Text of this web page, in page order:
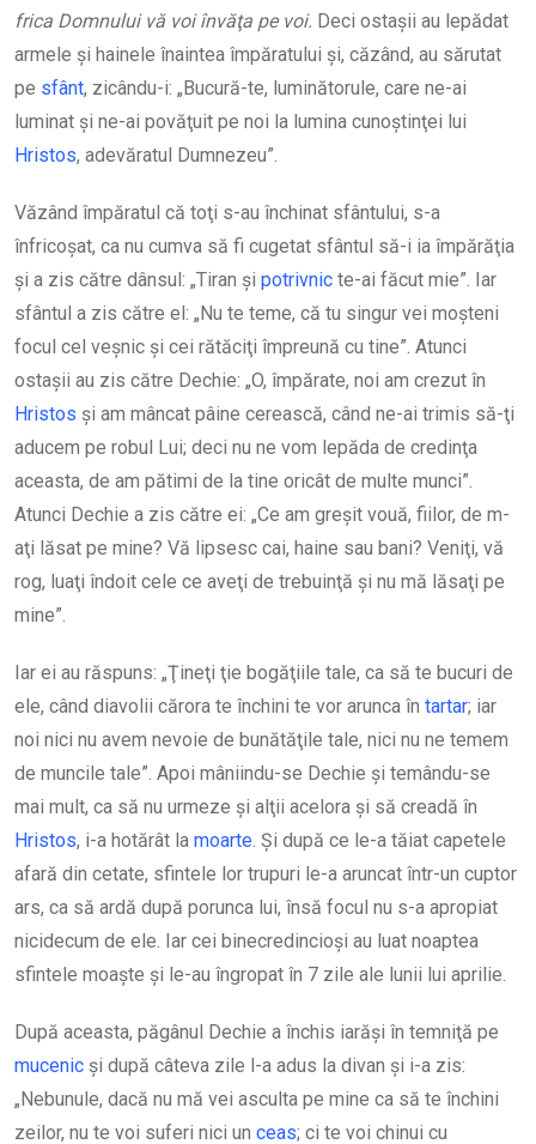
frica Domnului vă voi învăţa pe voi. Deci ostaşii au lepădat
armele şi hainele înaintea împăratului şi, căzând, au sărutat
pe sfânt, zicându-i: „Bucură-te, luminătorule, care ne-ai
luminat şi ne-ai povăţuit pe noi la lumina cunoştinţei lui
Hristos, adevăratul Dumnezeu”.
Văzând împăratul că toţi s-au închinat sfântului, s-a
înfricoşat, ca nu cumva să fi cugetat sfântul să-i ia împărăţia
şi a zis către dânsul: „Tiran şi potrivnic te-ai făcut mie”. Iar
sfântul a zis către el: „Nu te teme, că tu singur vei moşteni
focul cel veşnic şi cei rătăciţi împreună cu tine”. Atunci
ostaşii au zis către Dechie: „O, împărate, noi am crezut în
Hristos şi am mâncat pâine cerească, când ne-ai trimis să-ţi
aducem pe robul Lui; deci nu ne vom lepăda de credinţa
aceasta, de am pătimi de la tine oricât de multe munci”.
Atunci Dechie a zis către ei: „Ce am greşit vouă, fiilor, de m-
aţi lăsat pe mine? Vă lipsesc cai, haine sau bani? Veniţi, vă
rog, luaţi îndoit cele ce aveţi de trebuinţă şi nu mă lăsaţi pe
mine”.
Iar ei au răspuns: „Ţineţi ţie bogăţiile tale, ca să te bucuri de
ele, când diavolii cărora te închini te vor arunca în tartar; iar
noi nici nu avem nevoie de bunătăţile tale, nici nu ne temem
de muncile tale”. Apoi mâniindu-se Dechie şi temându-se
mai mult, ca să nu urmeze şi alţii acelora şi să creadă în
Hristos, i-a hotărât la moarte. Şi după ce le-a tăiat capetele
afară din cetate, sfintele lor trupuri le-a aruncat într-un cuptor
ars, ca să ardă după porunca lui, însă focul nu s-a apropiat
nicidecum de ele. Iar cei binecredincioşi au luat noaptea
sfintele moaşte şi le-au îngropat în 7 zile ale lunii lui aprilie.
După aceasta, păgânul Dechie a închis iarăşi în temniţă pe
mucenic şi după câteva zile l-a adus la divan şi i-a zis:
„Nebunule, dacă nu mă vei asculta pe mine ca să te închini
zeilor, nu te voi suferi nici un ceas; ci te voi chinui cu